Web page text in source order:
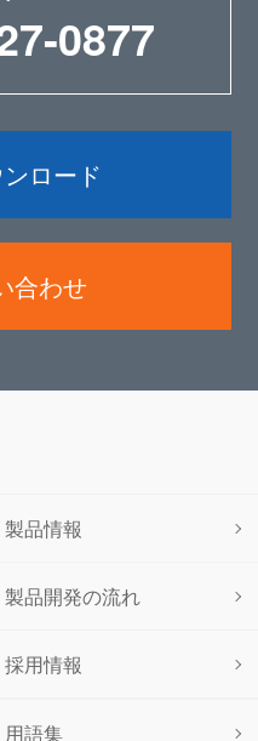
0877
ロード
合わせ
用語集
製品情報
製品開発の流れ
採用情報